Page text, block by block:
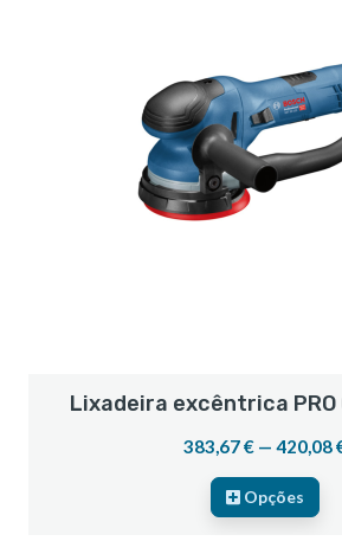
Lixadeira excêntrica PRO
383,67 € — 420,08
Opções